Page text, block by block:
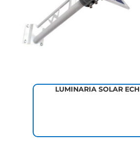
LUMINARIA SOLAR ECH